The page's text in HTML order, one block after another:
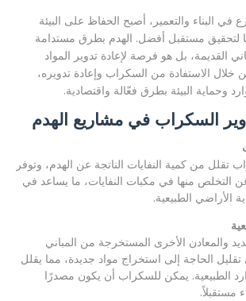
في البناء والتعمير، أصبح الحفاظ على البيئة
لتحقيق مستقبل أفضل. الهدم بطرق مستدامة
القديمة، بل هو فرصة لإعادة تدوير المواد
خلال الاستفادة من السكراب وإعادة تدويره،
وحماية البيئة بطرق فعّالة واقتصادية.
السكراب في مشاريع الهدم
تقلل من كمية النفايات الناتجة عن الهدم، وتوفر
عن التخلص منها في مكبات النفايات، ما يساعد في
الأراضي الطبيعية.
والمعادن الأخرى المستخرجة من المباني
الحاجة إلى استخراج مواد جديدة، مما يقلل
الطبيعية. يمكن للسكراب أن يكون مصدرًا
مستقبلاً.